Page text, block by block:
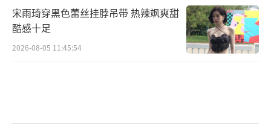
宋雨琦穿黑色蕾丝挂脖吊带 热辣飒爽甜
酷感十足
2026-08-05 11:45:54